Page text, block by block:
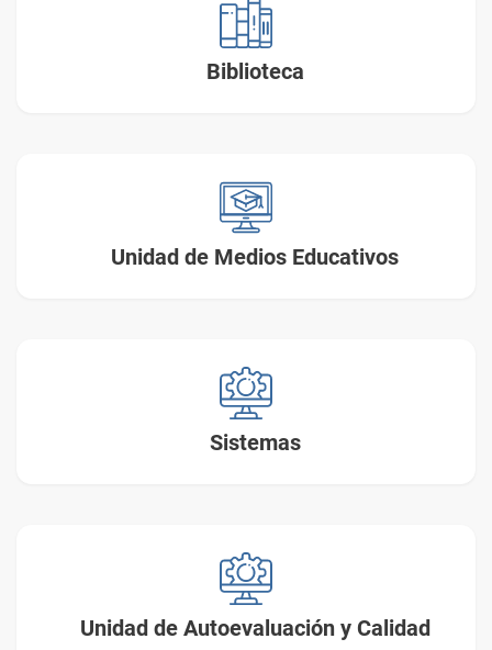
Biblioteca
Unidad de Medios Educativos
Sistemas
Unidad de Autoevaluación y Calidad